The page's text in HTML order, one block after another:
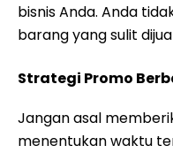
bisnis Anda. Anda
barang yang sulit
Strategi Promo
Jangan asal
menentukan waktu